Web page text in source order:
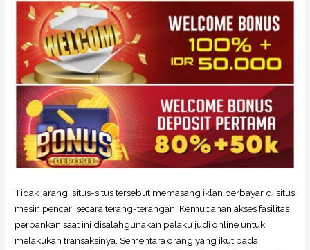
Tidak jarang, situs-situs tersebut memasang iklan berbayar di situs
mesin pencari secara terang-terangan. Kemudahan akses fasilitas
perbankan saat ini disalahgunakan pelaku judi online untuk
melakukan transaksinya. Sementara orang yang ikut pada